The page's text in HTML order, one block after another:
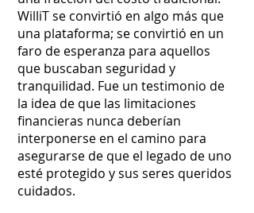
WilliT se convirtió en algo más que
una plataforma; se convirtió en un
faro de esperanza para aquellos
que buscaban seguridad y
tranquilidad. Fue un testimonio de
la idea de que las limitaciones
financieras nunca deberían
interponerse en el camino para
asegurarse de que el legado de uno
esté protegido y sus seres queridos
cuidados.